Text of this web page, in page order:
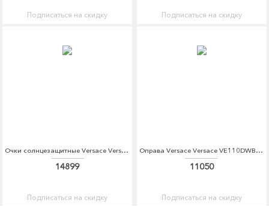
Подписаться на скидку Подписаться на скидку
Очки солнцезащитные Versace Versace VE110DWZAY48
14899
Подписаться на скидку
Оправа Versace Versace VE110DWBZPQ4
11050
Подписаться на скидку